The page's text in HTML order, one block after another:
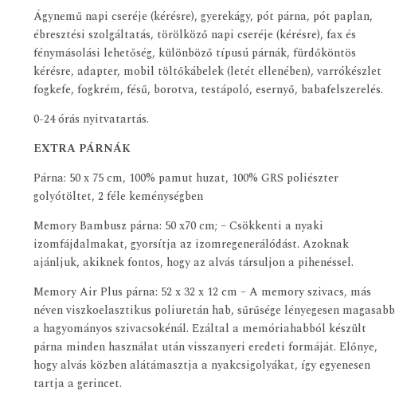
Ágynemű napi cseréje (kérésre), gyerekágy, pót párna, pót paplan,
ébresztési szolgáltatás, törölköző napi cseréje (kérésre), fax és
fénymásolási lehetőség, különböző típusú párnák, fürdőköntös
kérésre, adapter, mobil töltőkábelek (letét ellenében), varrókészlet
fogkefe, fogkrém, fésű, borotva, testápoló, esernyő, babafelszerelés.
0-24 órás nyitvatartás.
EXTRA PÁRNÁK
Párna: 50 x 75 cm, 100% pamut huzat, 100% GRS poliészter
golyótöltet, 2 féle keménységben
Memory Bambusz párna: 50 x70 cm; – Csökkenti a nyaki
izomfájdalmakat, gyorsítja az izomregenerálódást. Azoknak
ajánljuk, akiknek fontos, hogy az alvás társuljon a pihenéssel.
Memory Air Plus párna: 52 x 32 x 12 cm – A memory szivacs, más
néven viszkoelasztikus poliuretán hab, sűrűsége lényegesen magasabb
a hagyományos szivacsokénál. Ezáltal a memóriahabból készült
párna minden használat után visszanyeri eredeti formáját. Előnye,
hogy alvás közben alátámasztja a nyakcsigolyákat, így egyenesen
tartja a gerincet.